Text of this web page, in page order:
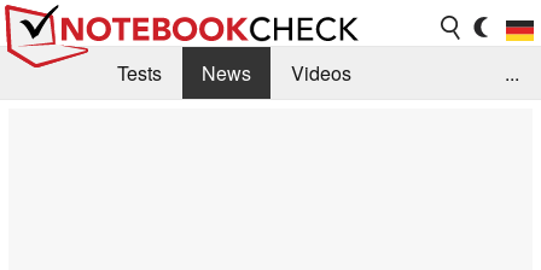
Tests News
Videos
...